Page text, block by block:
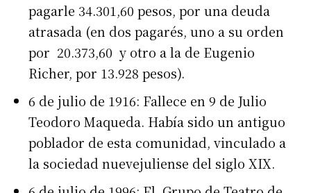
pagarle 34.301,60 pesos, por una deuda
atrasada (en dos pagarés, uno a su orden
por 20.373,60 y otro a la de Eugenio
Richer, por 13.928 pesos).
6 de julio de 1916: Fallece en 9 de Julio
Teodoro Maqueda. Había sido un antiguo
poblador de esta comunidad, vinculado a
la sociedad nuevejuliense del siglo XIX.